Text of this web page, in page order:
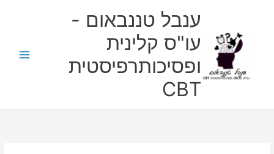
ענבל טננבאום -
עו"ס קלינית
ופסיכותרפיסטית
CBT